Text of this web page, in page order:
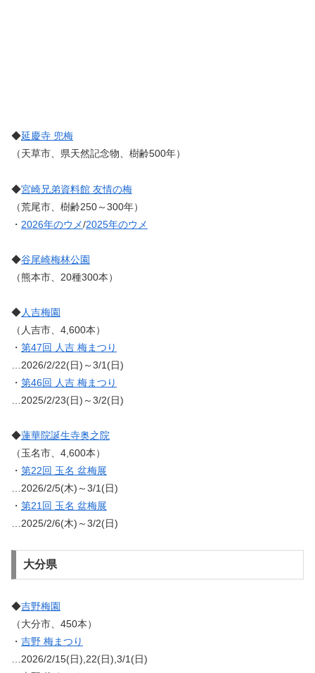
◆延慶寺 兜梅
（天草市、県天然記念物、樹齢500年）
◆宮崎兄弟資料館 友情の梅
（荒尾市、樹齢250～300年）
・ 2026年のウメ/2025年のウメ
◆谷尾崎梅林公園
（熊本市、20種300本）
◆人吉梅園
（人吉市、4,600本）
・ 第47回 人吉 梅まつり
…2026/2/22(日)～3/1(日)
・ 第46回 人吉 梅まつり
…2025/2/23(日)～3/2(日)
◆蓮華院誕生寺奥之院
（玉名市、4,600本）
・ 第22回 玉名 盆梅展
…2026/2/5(木)～3/1(日)
・ 第21回 玉名 盆梅展
…2025/2/6(木)～3/2(日)
大分県
◆吉野梅園
（大分市、450本）
・ 吉野 梅まつり
…2026/2/15(日),22(日),3/1(日)